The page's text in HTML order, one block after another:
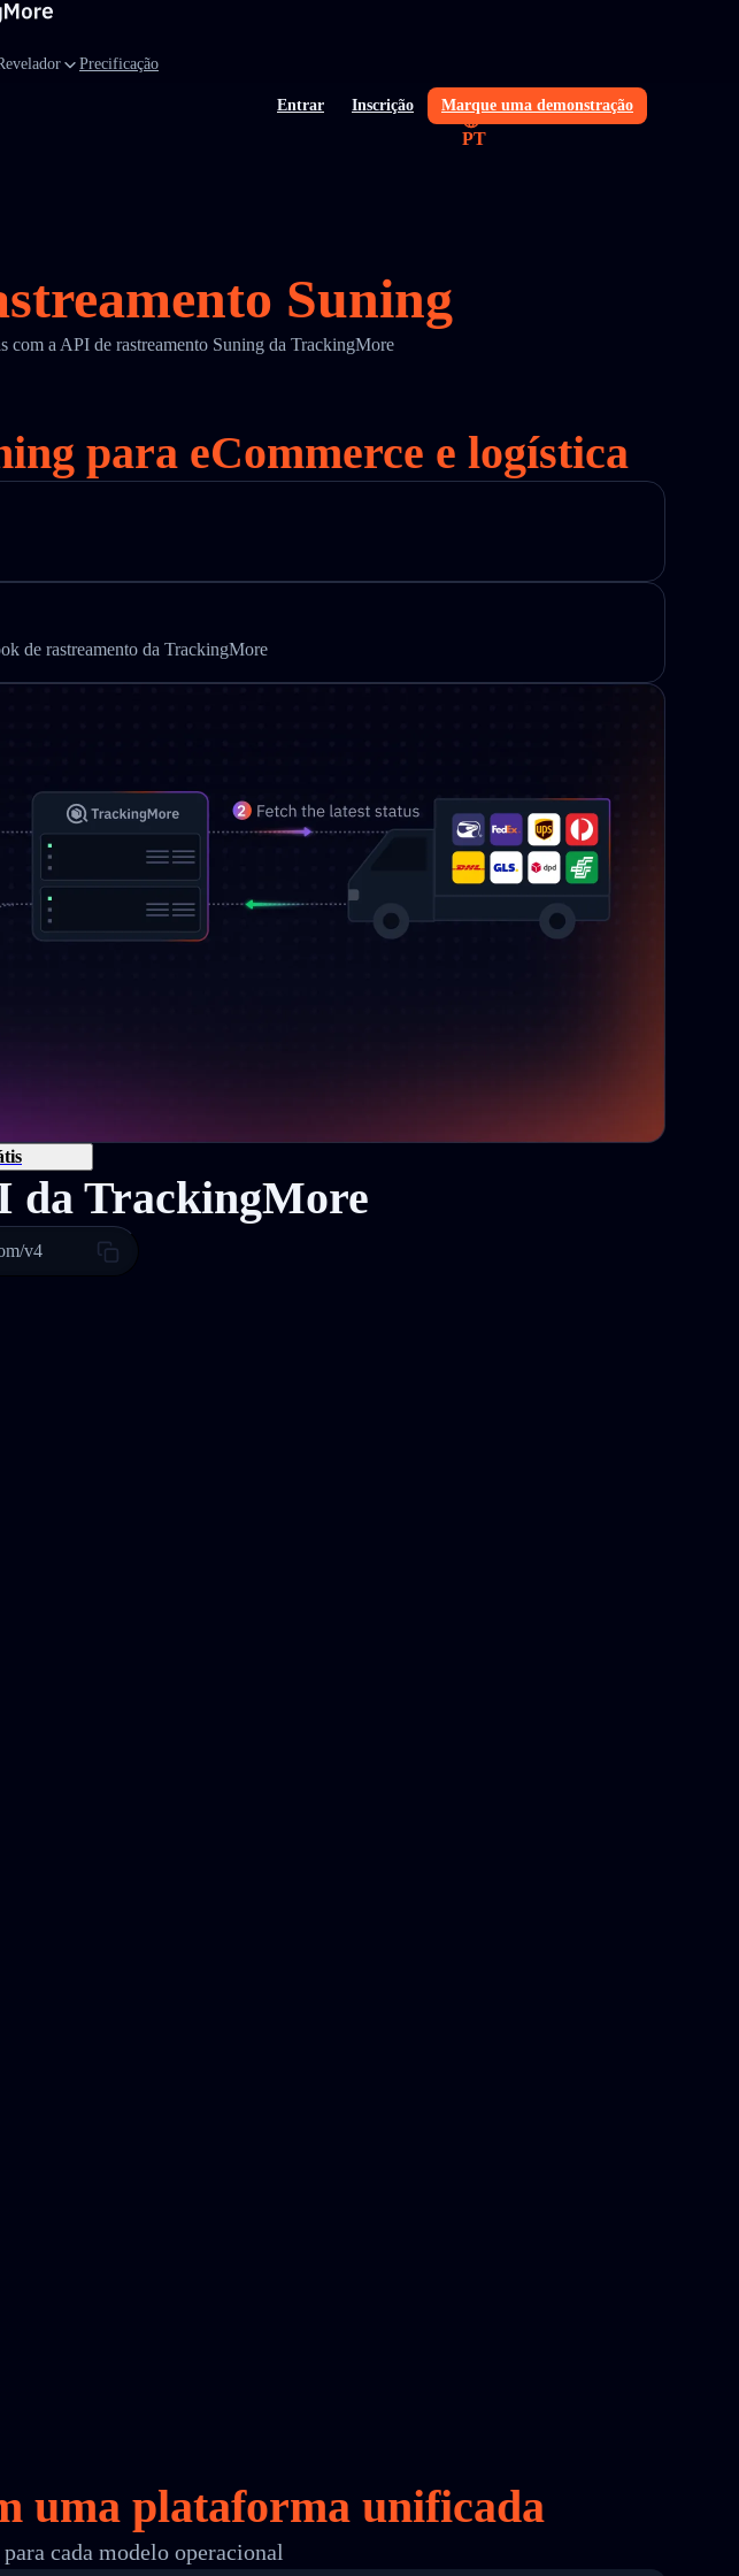
Precificação
Entrar Inscrição Marque uma demonstração
PT
Suning
com a API de rastreamento Suning da TrackingMore
para eCommerce e logística
de rastreamento da TrackingMore
da TrackingMore
v4
umaplataforma unificada
cada modelo operacional